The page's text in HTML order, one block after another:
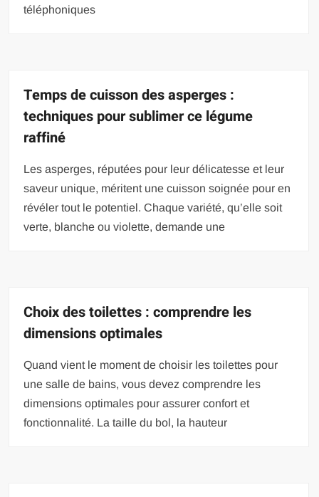
téléphoniques
Temps de cuisson des asperges :
techniques pour sublimer ce légume
raffiné
Les asperges, réputées pour leur délicatesse et leur
saveur unique, méritent une cuisson soignée pour en
révéler tout le potentiel. Chaque variété, qu’elle soit
verte, blanche ou violette, demande une
Choix des toilettes : comprendre les
dimensions optimales
Quand vient le moment de choisir les toilettes pour
une salle de bains, vous devez comprendre les
dimensions optimales pour assurer confort et
fonctionnalité. La taille du bol, la hauteur